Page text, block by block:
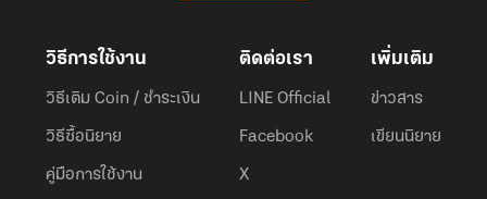
วิธีการใช้งาน
วิธีเติม Coin / ชำระเงิน
วิธีซื้อนิยาย
คู่มือการใช้งาน
ติดต่อเรา
LINE Official
Facebook
X
เพิ่มเติม
ข่าวสาร
เขียนนิยาย